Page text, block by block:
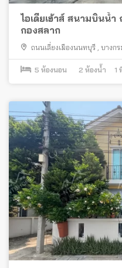
ไอเดียเฮ้าส์ สนามบินน้
กองสลาก
ถนนเลี่ยงเมืองนนทบุรี บางกร
5 ห้องนอน 2 ห้องน้ำ 1